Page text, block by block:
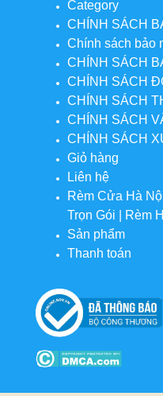
Category
CHÍNH SÁCH
Chính sách bảo
CHÍNH SÁCH
CHÍNH SÁCH
CHÍNH SÁCH
CHÍNH SÁCH
CHÍNH SÁCH
Giỏ hàng
Liên hệ
Rèm Cửa Hà
Trọn Gói | Rèm
Sản phẩm
Thanh toán